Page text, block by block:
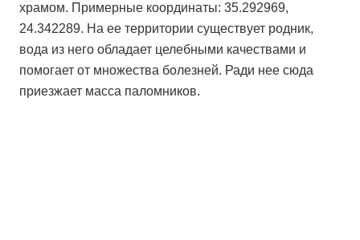
храмом. Примерные координаты: 35.292969,
24.342289. На ее территории существует родник,
вода из него обладает целебными качествами и
помогает от множества болезней. Ради нее сюда
приезжает масса паломников.